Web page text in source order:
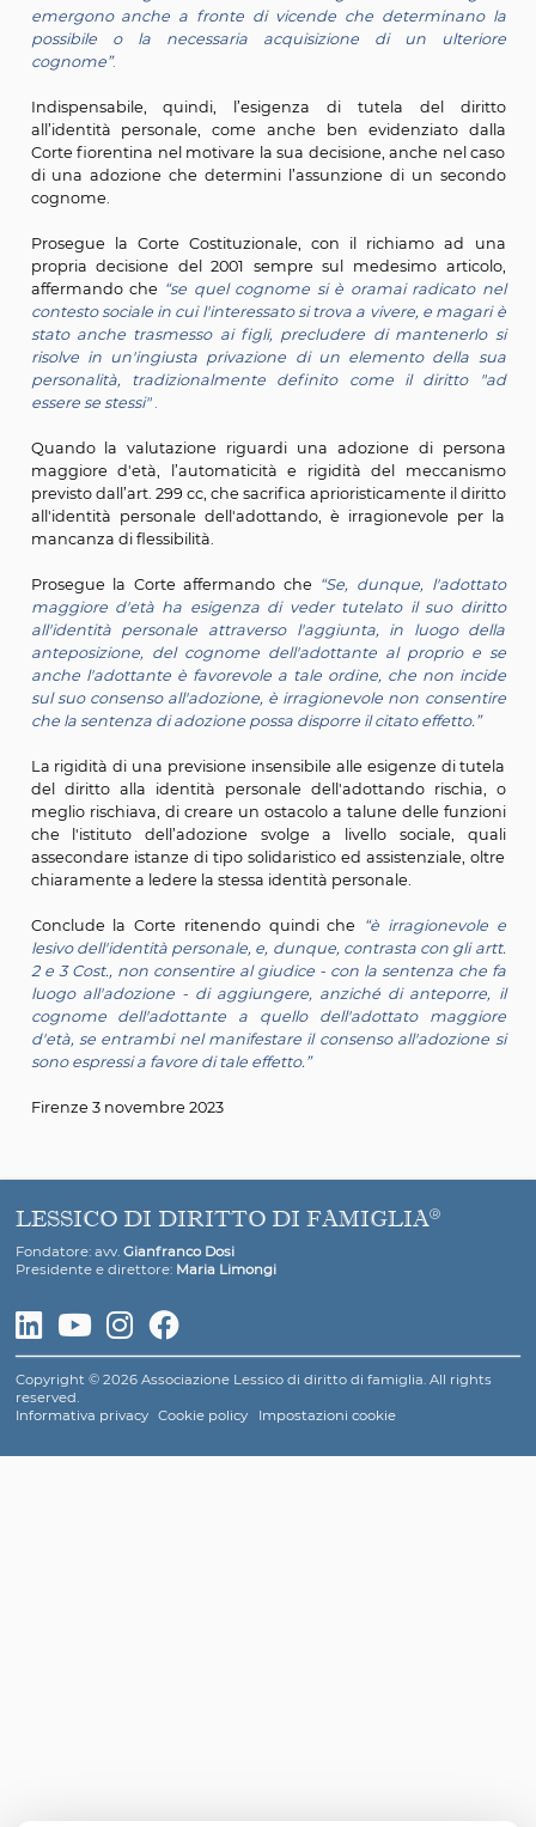
La Corte Costituzionale ricorda, richiamando una
precedente decisione (n. 131 del 2022), come il"
insieme con il prenome, rappresenta il nucleo
nei rapporti di diritto pubblico, come di diritto
incarna la rappresentazione sintetica della
individuale, che nel tempo si arricchisce
significati"
Il nome è"autonomo segno distintivo della
personale" nonché "tratto essenziale della
riconosciuto come un"bene oggetto di
dall'art. 2 Cost." e, dunque, come "diritto
persona umana"(sentenza n. 268 del 2002).
Dal momento in cui la persona assume il proprio
unitamente al prenome,“inizia
stratificarsi e a consolidarsi intorno a quel segno
sua identità personale, sicché proprio nel diritto
radicano le ragioni della tutela del cognome. E tali
emergono anche a fronte di vicende che
possibile o la necessaria acquisizione di un
cognome”.
Indispensabile, quindi, l’esigenza di tutela del
all’identità personale, come anche ben
Corte fiorentina nel motivare la sua decisione, anche
di una adozione che determini l’assunzione di un
cognome.
Prosegue la Corte Costituzionale, con il richiamo
propria decisione del 2001 sempre sul medesimo
affermando che “se quel cognome si è oramai
contesto sociale in cui l'interessato si trova a vivere, e
stato anche trasmesso ai figli, precludere di
risolve in un'ingiusta privazione di un elemento
personalità, tradizionalmente definito come il
essere se stessi" .
Quando la valutazione riguardi una adozione di
previsto dall’art. 299 cc, che sacrifica aprioristicamente
Prosegue la Corte affermando che“Se, dunque,
maggiore d'età ha esigenza di veder tutelato il
all'identità personale attraverso l'aggiunta, in
anche l'adottante è favorevole a tale ordine, che
sul suo consenso all'adozione, è irragionevole non
che la sentenza di adozione possa disporre il citato
del diritto alla identità personale dell'adottando